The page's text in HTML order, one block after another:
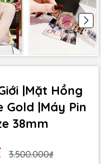
|Mặt Hồng
Gold |Máy Pin
38mm
3.500.000₫